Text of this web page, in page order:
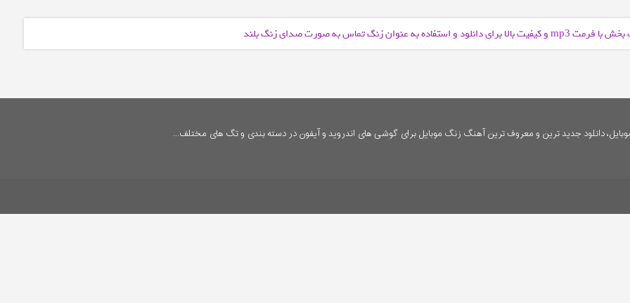
بخش با فرمت mp3 و کیفیت بالا برای دانلود و استفاده به عنوان زنگ تماس به صورت صدای زنگ بلند
دانلود جدید ترین و معروف ترین آهنگ زنگ موبایل برای گوشی های اندروید و آیفون در دسته بندی و تگ های مختلف...